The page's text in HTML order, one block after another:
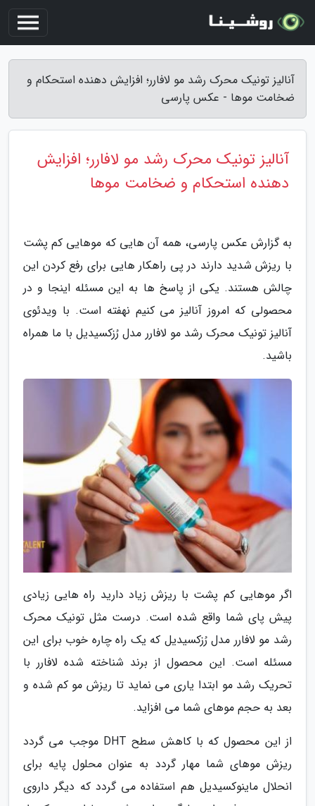
آنالیز تونیک محرک رشد مو لافارر؛ افزایش دهنده استحکام و
ضخامت موها - عکس پارسی
آنالیز تونیک محرک رشد مو لافارر؛ افزایش
دهنده استحکام و ضخامت موها
به گزارش عکس پارسی، همه آن هایی که موهایی کم پشت
با ریزش شدید دارند در پی راهکار هایی برای رفع کردن این
چالش هستند. یکی از پاسخ ها به این مسئله اینجا و در
محصولی که امروز آنالیز می کنیم نهفته است. با ویدئوی
آنالیز تونیک محرک رشد مو لافارر مدل رُزکسیدیل با ما همراه
باشید.
اگر موهایی کم پشت با ریزش زیاد دارید راه هایی زیادی
پیش پای شما واقع شده است. درست مثل تونیک محرک
رشد مو لافارر مدل رُزکسیدیل که یک راه چاره خوب برای این
مسئله است. این محصول از برند شناخته شده لافارر با
تحریک رشد مو ابتدا یاری می نماید تا ریزش مو کم شده و
بعد به حجم موهای شما می افزاید.
از این محصول که با کاهش سطح DHT موجب می گردد
ریزش موهای شما مهار گردد به عنوان محلول پایه برای
انحلال ماینوکسیدیل هم استفاده می گردد که دیگر داروی